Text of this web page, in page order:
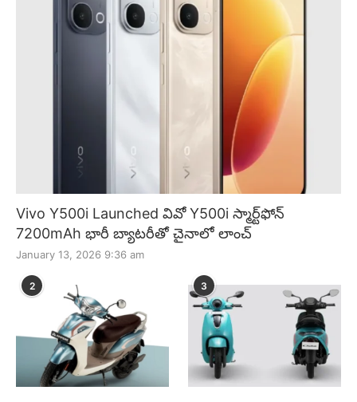
Vivo Y500i Launched వివో Y500i స్మార్ట్‌ఫోన్
7200mAh భారీ బ్యాటరీతో చైనాలో లాంచ్
January 13, 2026 9:36 am
2 3